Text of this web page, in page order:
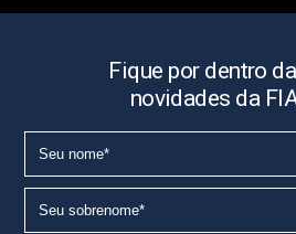
Fique por dentro
novidades da